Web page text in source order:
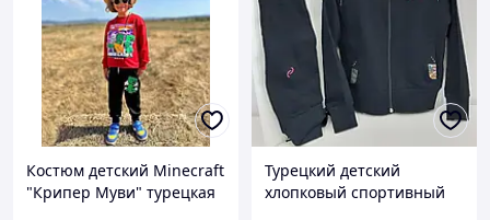
Костюм детский Minecraft
"Крипер Муви" турецкая
Турецкий детский
хлопковый спортивный